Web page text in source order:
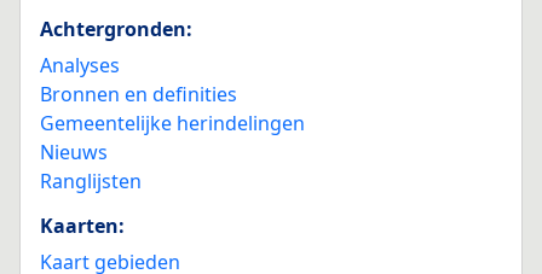
Achtergronden:
Analyses
Bronnen en definities
Gemeentelijke herindelingen
Nieuws
Ranglijsten
Kaarten:
Kaart gebieden